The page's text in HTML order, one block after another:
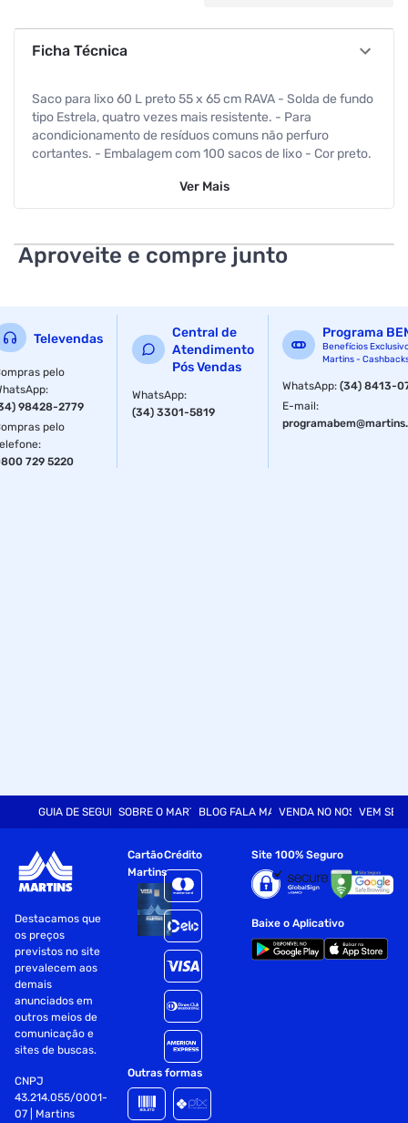
Ficha Técnica
Saco para lixo 60 L preto 55 x 65 cm RAVA - Solda de fundo
tipo Estrela, quatro vezes mais resistente. - Para
acondicionamento de resíduos comuns não perfuro
cortantes. - Embalagem com 100 sacos de lixo - Cor preto.
Ver Mais
Aproveite e compre junto
Televendas
pelo
:
98428-2779
pelo
:
729 5220
Central de
Atendimento
Pós Vendas
WhatsApp:
(34) 3301-5819
Programa
Benefícios
Martins -
WhatsApp:(34) 8413-
E-mail:
GUIA DE SEGURANÇASOBRE O MARTINSBLOG FALA MARTVENDA NO NOSSO SITE
VEM SER
Destacamos que
os preços
previstos no site
prevalecem aos
demais
anunciados em
outros meios de
comunicação e
sites de buscas.
CNPJ
43.214.055/0001-
07 | Martins
Cartão
Martins
Crédito
Outras formas
Site 100% Seguro
Baixe o Aplicativo